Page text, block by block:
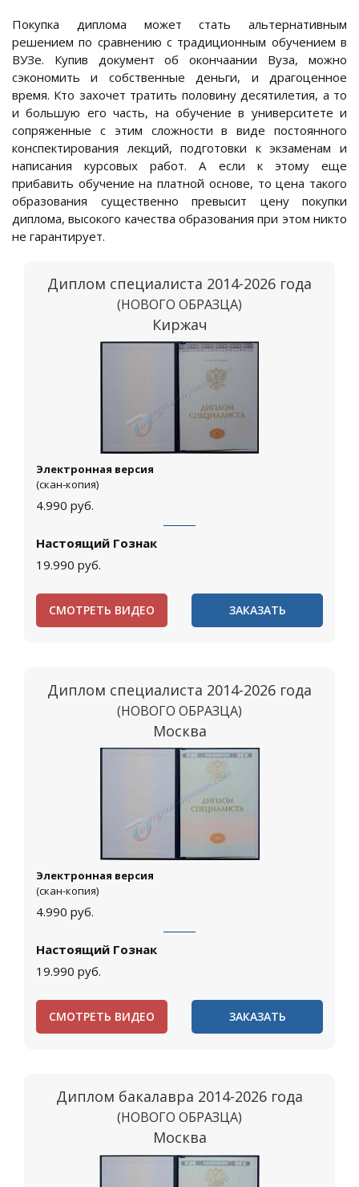
Покупка диплома может стать альтернативным
решением по сравнению с традиционным обучением в
ВУЗе. Купив документ об окончаании Вуза, можно
сэкономить и собственные деньги, и драгоценное
время. Кто захочет тратить половину десятилетия, а то
и большую его часть, на обучение в университете и
сопряженные с этим сложности в виде постоянного
конспектирования лекций, подготовки к экзаменам и
написания курсовых работ. А если к этому еще
прибавить обучение на платной основе, то цена такого
образования существенно превысит цену покупки
диплома, высокого качества образования при этом никто
не гарантирует.
Диплом специалиста 2014-2026 года
(НОВОГО ОБРАЗЦА)
Киржач
Электронная версия
(скан-копия)
4.990 руб.
Настоящий Гознак
19.990 руб.
СМОТРЕТЬ ВИДЕО ЗАКАЗАТЬ
Диплом специалиста 2014-2026 года
(НОВОГО ОБРАЗЦА)
Москва
Электронная версия
(скан-копия)
4.990 руб.
Настоящий Гознак
19.990 руб.
СМОТРЕТЬ ВИДЕО ЗАКАЗАТЬ
Диплом бакалавра 2014-2026 года
(НОВОГО ОБРАЗЦА)
Москва